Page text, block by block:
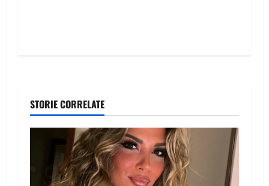
STORIE CORRELATE